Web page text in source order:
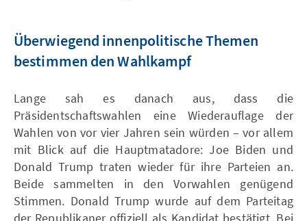
Überwiegend innenpolitische Themen
bestimmen den Wahlkampf
Lange sah es danach aus, dass die
Präsidentschaftswahlen eine Wiederauflage der
Wahlen von vor vier Jahren sein würden – vor allem
mit Blick auf die Hauptmatadore: Joe Biden und
Donald Trump traten wieder für ihre Parteien an.
Beide sammelten in den Vorwahlen genügend
Stimmen. Donald Trump wurde auf dem Parteitag
der Republikaner offiziell als Kandidat bestätigt. Bei